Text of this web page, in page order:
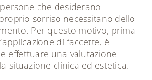
che desiderano
sorriso necessitano dello
Per questo motivo, prima
di faccette, è
effettuare una valutazione
situazione clinica ed estetica.